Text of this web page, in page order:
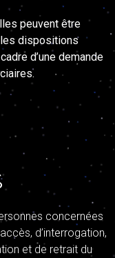
peuvent être
dispositions
d’une demande
concernées
d’interrogation,
et de retrait du